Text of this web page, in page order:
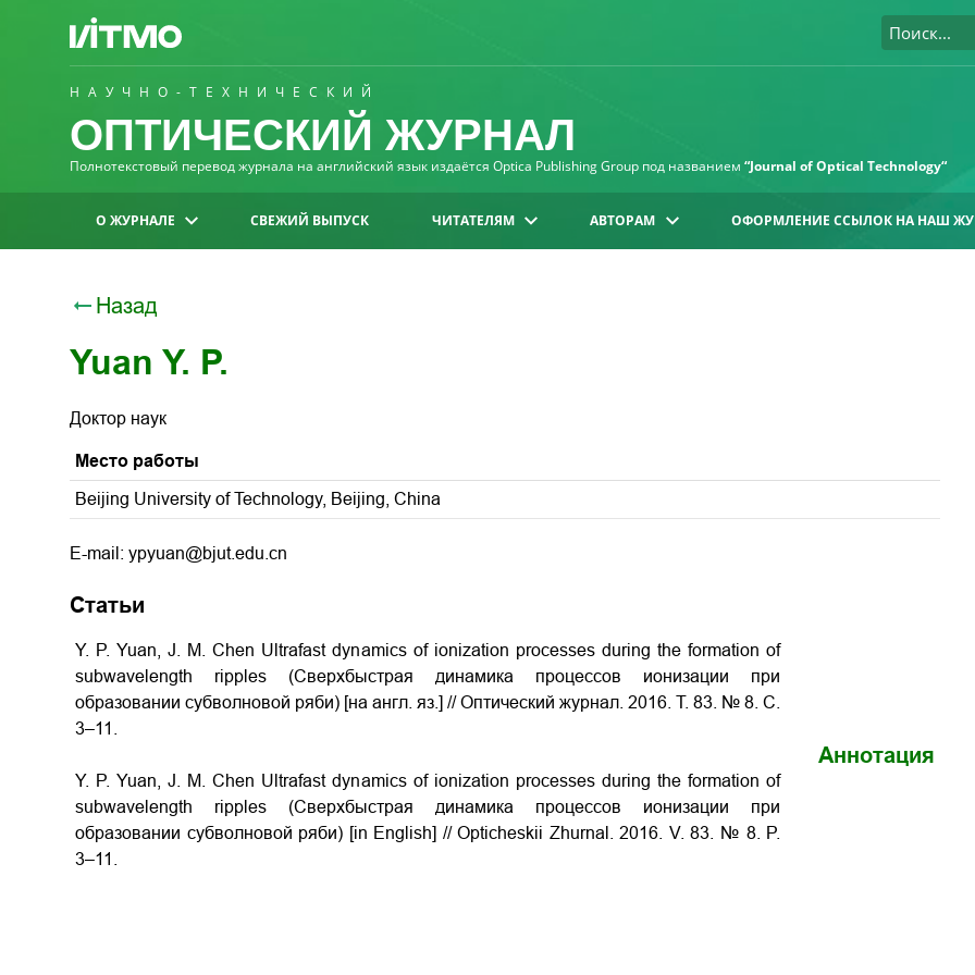
НАУЧНО-ТЕХНИЧЕСКИЙ
ОПТИЧЕСКИЙ ЖУРНАЛ
Полнотекстовый перевод журнала на английский язык издаётся Optica Publishing Group под названием “Journal of Optical Technology“
О ЖУРНАЛЕ СВЕЖИЙ ВЫПУСК ЧИТАТЕЛЯМ АВТОРАМ ОФОРМЛЕНИЕ ССЫЛОК НА НАШ
Назад
Yuan Y. P.
Доктор наук
Место работы
Beijing University of Technology, Beijing, China
E-mail: ypyuan@bjut.edu.cn
Статьи
Y. P. Yuan, J. M. Chen Ultrafast dynamics of ionization processes during the formation of
subwavelength ripples (Сверхбыстрая динамика процессов ионизации при
образовании субволновой ряби) [на англ. яз.] // Оптический журнал. 2016. Т. 83. № 8. С.
3–11.
Y. P. Yuan, J. M. Chen Ultrafast dynamics of ionization processes during the formation of
subwavelength ripples (Сверхбыстрая динамика процессов ионизации при
образовании субволновой ряби) [in English] // Opticheskii Zhurnal. 2016. V. 83. № 8. P.
3–11.
Аннотация